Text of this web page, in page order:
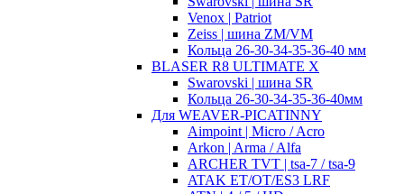
Venox | Patriot
Zeiss | шина ZM/VM
Кольца 26-30-34-35-36-40 мм
BLASER R8 ULTIMATE X
Swarovski | шина SR
Кольца 26-30-34-35-36-40мм
Для WEAVER-PICATINNY
Aimpoint | Micro / Acro
Arkon | Arma / Alfa
ARCHER TVT | tsa-7 / tsa-9
ATAK ET/OT/ES3 LRF